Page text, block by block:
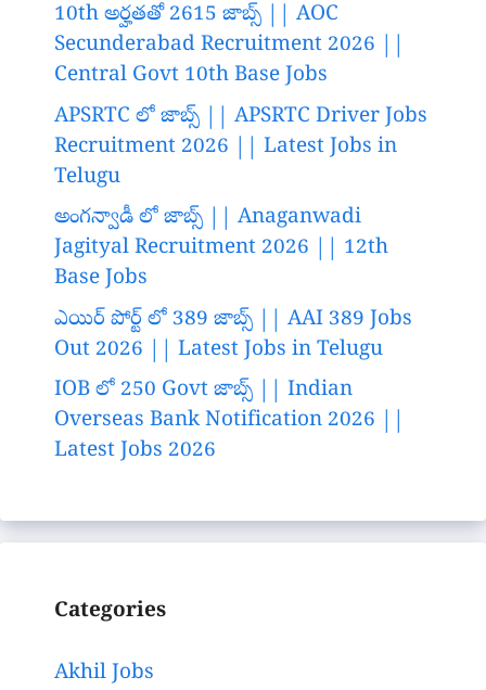
10th అర్హతతో 2615 జాబ్స్ || AOC
Secunderabad Recruitment 2026 ||
Central Govt 10th Base Jobs
APSRTC లో జాబ్స్ || APSRTC Driver Jobs
Recruitment 2026 || Latest Jobs in
Telugu
అంగన్వాడీ లో జాబ్స్ || Anaganwadi
Jagityal Recruitment 2026 || 12th
Base Jobs
ఎయిర్ పోర్ట్ లో 389 జాబ్స్ || AAI 389 Jobs
Out 2026 || Latest Jobs in Telugu
IOB లో 250 Govt జాబ్స్ || Indian
Overseas Bank Notification 2026 ||
Latest Jobs 2026
Categories
Akhil Jobs